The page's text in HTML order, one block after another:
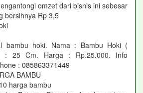
omzet dari bisnis ini sebesar
bersihnya Rp 3,5
hoki. Nama : Bambu Hoki (
: 25 Cm. Harga : Rp.25.000. Info
: 085863371449
BAMBU
harga bambu